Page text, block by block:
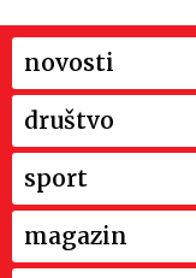
novosti
društvo
sport
magazin